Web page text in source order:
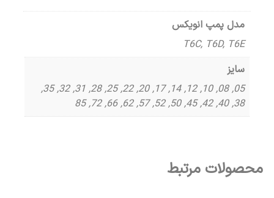
مدل پمپ انویکس
T6C, T6D, T6E
سایز
05, 08, 10, 12, 14, 17, 20, 22, 25, 28, 31, 32, 35,
38, 40, 42, 45, 50, 52, 57, 62, 66, 72, 85
محصولات مرتبط